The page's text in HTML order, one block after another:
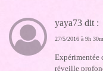
yaya73 dit :
27/5/2016 à 9h
Expérimentée
réveille